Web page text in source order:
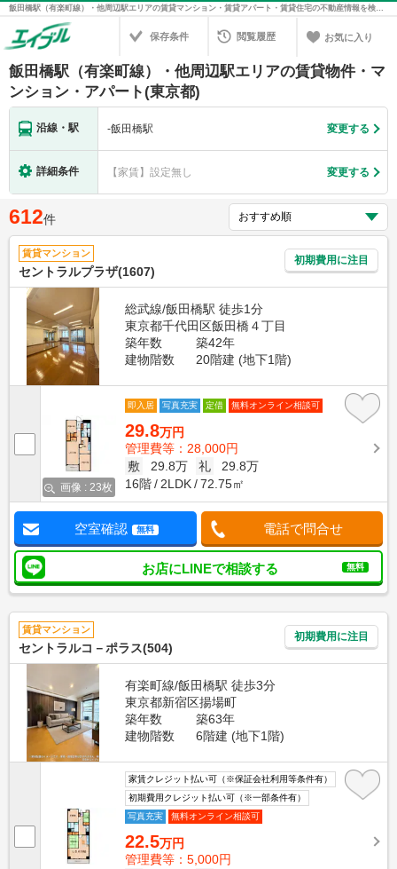
飯田橋駅（有楽町線）・他周辺駅エリアの賃貸マンション・賃貸アパート・賃貸住宅の不動産情報を検索！不動産賃貸の物件探しは、お部屋探しのエイブル
保存条件 閲覧履歴 お気に入り
飯田橋駅（有楽町線）・他周辺駅エリアの賃貸物件・マ
ンション・アパート(東京都)
沿線・駅 -飯田橋駅 変更する
詳細条件 【家賃】設定無し 変更する
612件
賃貸マンション
セントラルプラザ(1607)
初期費用に注目
総武線/飯田橋駅 徒歩1分
東京都千代田区飯田橋４丁目
築年数
築42年
建物階数
20階建 (地下1階)
画像 : 23枚
即入居 写真充実 定借 無料オンライン相談可
29.8万円
管理費等：28,000円
敷
29.8万 礼
29.8万
16階
2LDK 72.75㎡
空室確認 無料 電話で問合せ
お店にLINEで相談する 無料
賃貸マンション
セントラルコ－ポラス(504)
初期費用に注目
有楽町線/飯田橋駅 徒歩3分
東京都新宿区揚場町
築年数
築63年
建物階数
6階建 (地下1階)
家賃クレジット払い可（※保証会社利用等条件有）
初期費用クレジット払い可（※一部条件有）
写真充実
無料オンライン相談可
22.5万円
管理費等：5,000円